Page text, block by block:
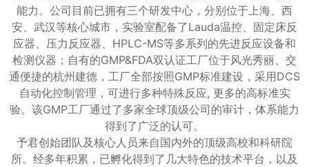
能力。公司目前已拥有三个研发中心，分别位于上海、西
安、武汉等核心城市，实验室配备了Lauda温控、固定床反
应器、压力反应器、HPLC-MS等多系列的先进反应设备和
检测仪器；自有的GMP&FDA双认证工厂位于风光秀丽、交
通便捷的杭州建德，工厂全部按照GMP标准建设，采用DCS
自动化控制管理，可进行多种特殊反应, 更多的高标准实
验。该GMP工厂通过了多家全球顶级公司的审计，体系能力
得到了广泛的认可。
予君创始团队及核心人员来自国内外的顶级高校和科研院
所。经多年积累，已孵化得到了几大特色的技术平台，以及